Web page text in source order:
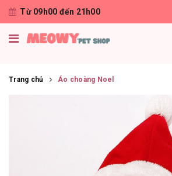
Từ 09h00 đến 21h00
Trang chủ Áo choàng Noel